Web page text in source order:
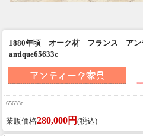
1880年頃 オーク材 フランス アン
antique65633c
65633c
業販価格280,000円 (税込)